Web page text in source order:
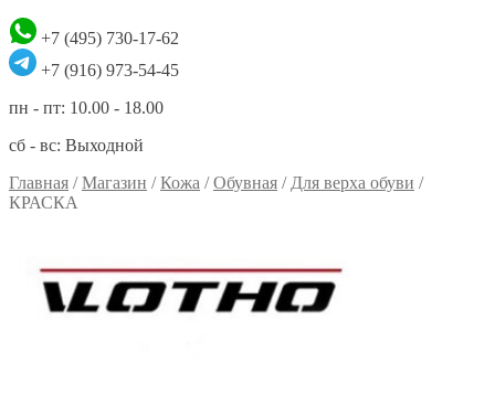
+7 (495) 730-17-62
+7 (916) 973-54-45
пн - пт: 10.00 - 18.00
сб - вс: Выходной
Главная /Магазин /Кожа /Обувная / Для верха обуви /
КРАСКА